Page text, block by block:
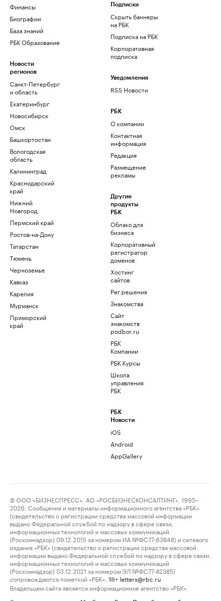
Финансы
Биографии
База знаний
РБК Образование
Новости
регионов
Санкт-Петербург
и область
Екатеринбург
Новосибирск
Омск
Башкортостан
Вологодская
область
Калининград
Краснодарский
край
Нижний
Новгород
Пермский край
Ростов-на-Дону
Татарстан
Тюмень
Черноземье
Кавказ
Карелия
Мурманск
Приморский
край
Подписки
Скрыть баннеры
на РБК
Подписка на РБК
Корпоративная
подписка
Уведомления
RSS Новости
РБК
О компании
Контактная
информация
Редакция
Размещение
рекламы
Другие
продукты
РБК
Облако для
бизнеса
Корпоративный
регистратор
доменов
Хостинг
сайтов
Рег.решения
Знакомства
Сайт
знакомств
podbor.ru
РБК
Компании
РБК Курсы
Школа
управления
РБК
РБК
Новости
iOS
Android
AppGallery
© ООО «БИЗНЕСПРЕСС», АО «РОСБИЗНЕСКОНСАЛТИНГ», 1995–
2026. Сообщения и материалы информационного агентства «РБК»
(свидетельство о регистрации средства массовой информации
выдано Федеральной службой по надзору в сфере связи,
информационных технологий и массовых коммуникаций
(Роскомнадзор) 09.12.2015 за номером ИА №ФС77-63848) и сетевого
издания «РБК» (свидетельство о регистрации средства массовой
информации выдано Федеральной службой по надзору в сфере связи,
информационных технологий и массовых коммуникаций
(Роскомнадзор) 03.12.2021 за номером ЭЛ №ФС77-82385)
сопровождаются пометкой «РБК».
18+ letters@rbc.ru
Владельцем сайта является информационное агентство «РБК».